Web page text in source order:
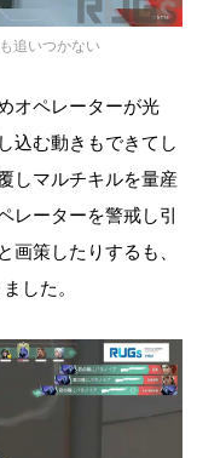
追いつかない
オペレーターが光
込む動きもできてし
しマルチキルを量産
レーターを警戒し引
画策したりするも、
した。